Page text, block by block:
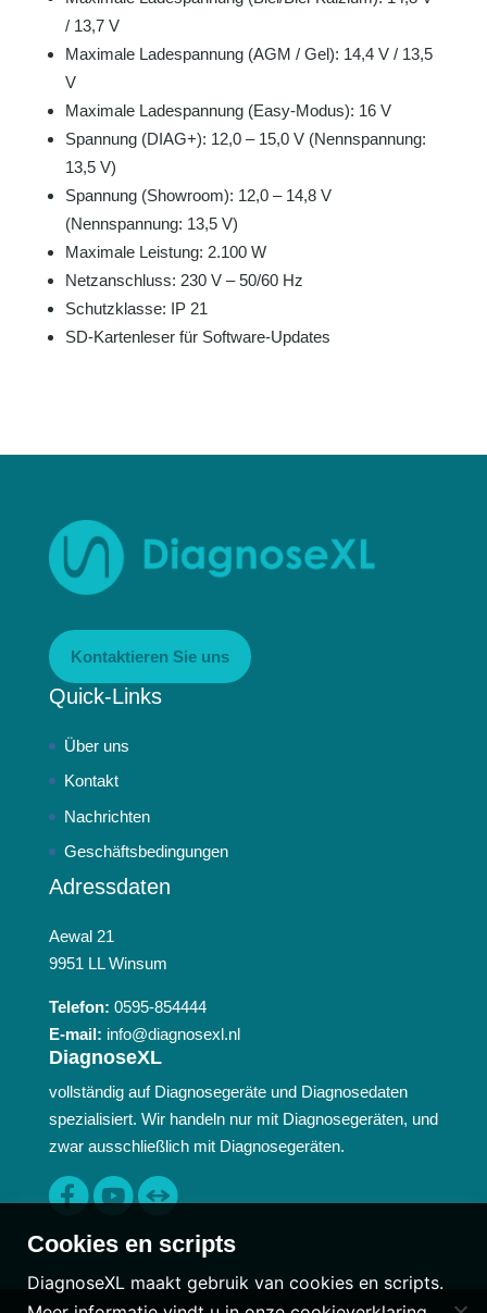
/ 13,7 V
Maximale Ladespannung (AGM / Gel): 14,4 V / 13,5
V
Maximale Ladespannung (Easy-Modus): 16 V
Spannung (DIAG+): 12,0 – 15,0 V (Nennspannung:
13,5 V)
Spannung (Showroom): 12,0 – 14,8 V
(Nennspannung: 13,5 V)
Maximale Leistung: 2.100 W
Netzanschluss: 230 V – 50/60 Hz
Schutzklasse: IP 21
SD-Kartenleser für Software-Updates
Kontaktieren Sie uns
Quick-Links
Über uns
Kontakt
Nachrichten
Geschäftsbedingungen
Adressdaten
Aewal 21
9951 LL Winsum
Telefon: 0595-854444
E-mail: info@diagnosexl.nl
DiagnoseXL
vollständig auf Diagnosegeräte und Diagnosedaten
spezialisiert. Wir handeln nur mit Diagnosegeräten, und
zwar ausschließlich mit Diagnosegeräten.
Cookies en scripts
DiagnoseXL maakt gebruik van cookies en scripts.